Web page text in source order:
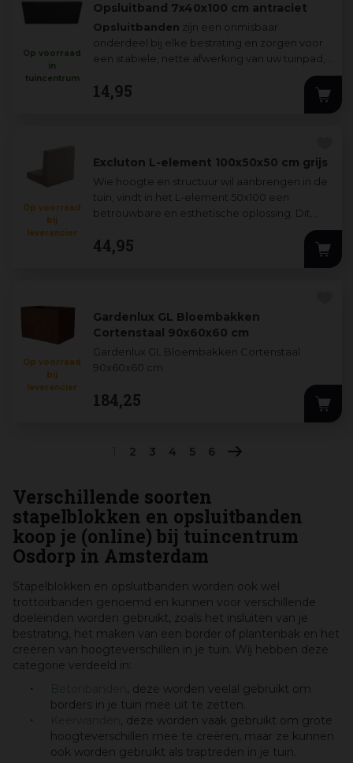
Opsluitband 7x40x100 cm antraciet
Opsluitbanden zijn een onmisbaar
onderdeel bij elke bestrating en zorgen voor
een stabiele, nette afwerking van uw tuinpad,
Op voorraad
in
tuincentrum
14,95
Excluton L-element 100x50x50 cm grijs
Wie hoogte en structuur wil aanbrengen in de
tuin, vindt in het L-element 50x100 een
betrouwbare en esthetische oplossing. Dit
stevige grondkerende betonelement is idea...
Op voorraad
bij
leverancier
44,95
Gardenlux GL Bloembakken
Cortenstaal 90x60x60 cm
Gardenlux GL Bloembakken Cortenstaal
90x60x60 cm
Op voorraad
bij
leverancier
184,25
2 3 4 5 6
Verschillende soorten
stapelblokken en opsluitbanden
koop je (online) bij tuincentrum
Osdorp in Amsterdam
Stapelblokken en opsluitbanden worden ook wel
trottoirbanden genoemd en kunnen voor verschillende
doeleinden worden gebruikt, zoals het insluiten van je
bestrating, het maken van een border of plantenbak en het
creëren van hoogteverschillen in je tuin. Wij hebben deze
categorie verdeeld in:
, deze worden veelal gebruikt om
borders in je tuin mee uit te zetten.
, deze worden vaak gebruikt om grote
hoogteverschillen mee te creëren, maar ze kunnen
ook worden gebruikt als traptreden in je tuin.